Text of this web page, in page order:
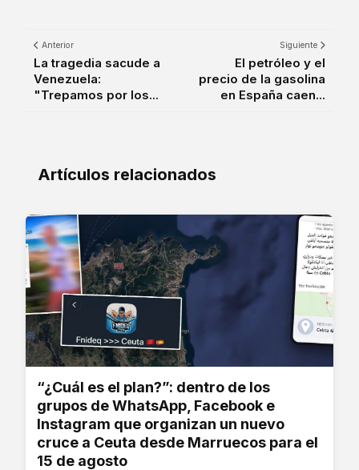
Anterior
La tragedia sacude a
Venezuela:
"Trepamos por los...
Siguiente
El petróleo y el
precio de la gasolina
en España caen...
Artículos relacionados
“¿Cuál es el plan?”: dentro de los
grupos de WhatsApp, Facebook e
Instagram que organizan un nuevo
cruce a Ceuta desde Marruecos para el
15 de agosto